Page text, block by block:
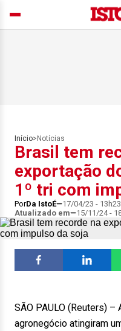
Início> Notícias
Brasil tem
exportação
1º tri com
PorDa IstoÉ 17/04/23 -
Atualizado em
15/11/24 -
SÃO PAULO (Reuters)
agronegócio atingiram